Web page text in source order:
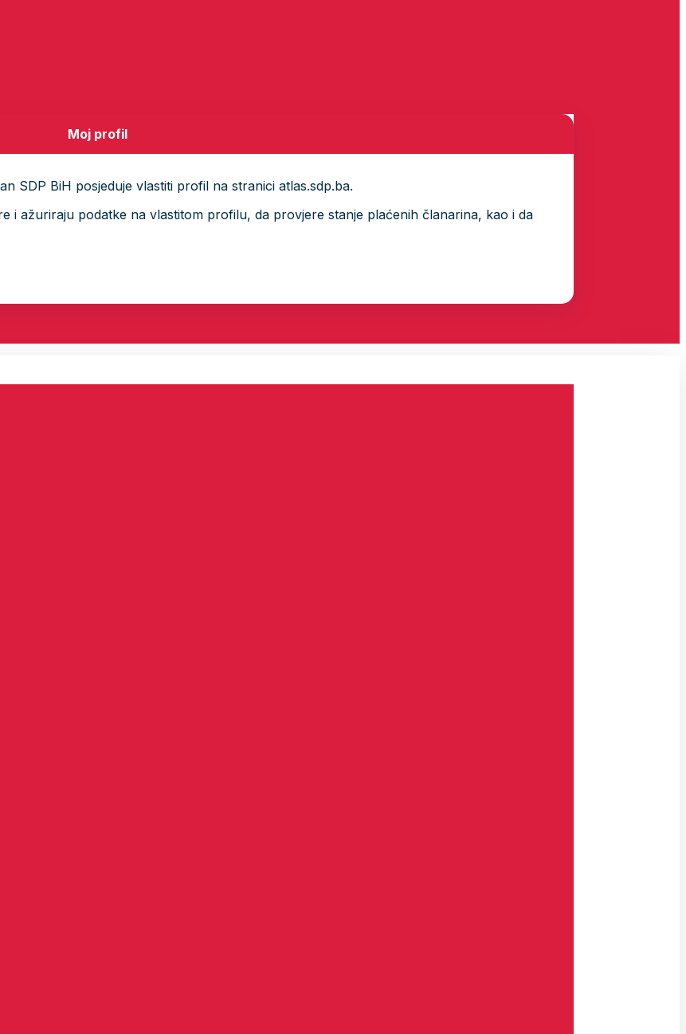
Moj profil
SDP BiH posjeduje vlastiti profil na stranici atlas.sdp.ba.
i ažuriraju podatke na vlastitom profilu, da provjere stanje plaćenih članarina, kao i da